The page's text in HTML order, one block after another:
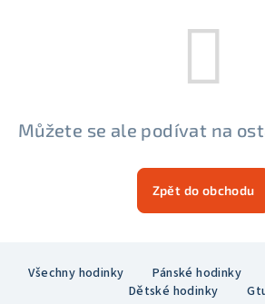
Můžete se ale podívat na
Zpět do obchodu
Všechny hodinky Pánské hodinky
Dětské hodinky